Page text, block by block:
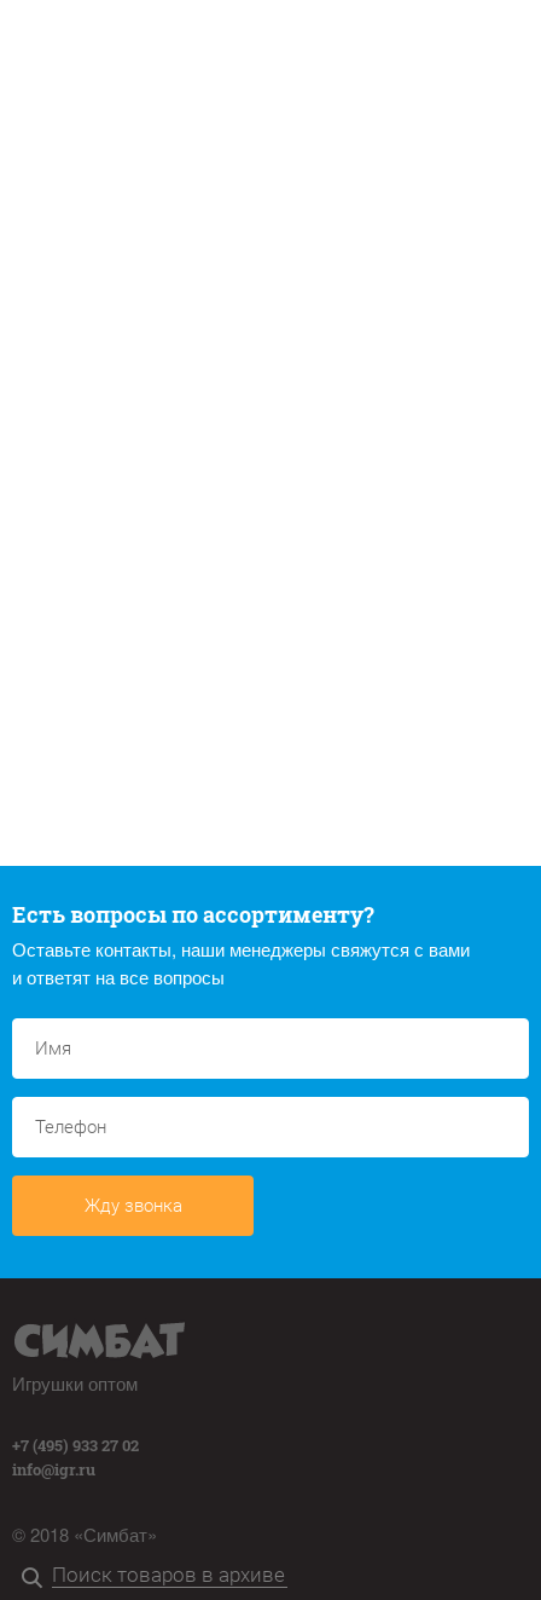
Есть вопросы по ассортименту?
Оставьте контакты, наши менеджеры свяжутся с вами
и ответят на все вопросы
Жду звонка
Игрушки оптом
+7 (495) 933 27 02
info@igr.ru
© 2018 «Симбат»